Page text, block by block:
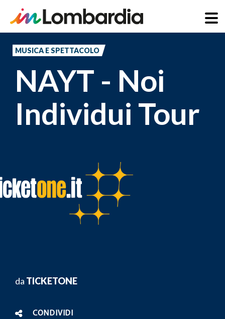
principale
MUSICA E SPETTACOLO
NAYT - Noi
Individui Tour
da TICKETONE
CONDIVIDI